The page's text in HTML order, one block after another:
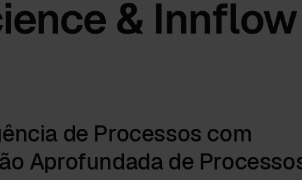
& Innflow
de Processos com
Aprofundada de